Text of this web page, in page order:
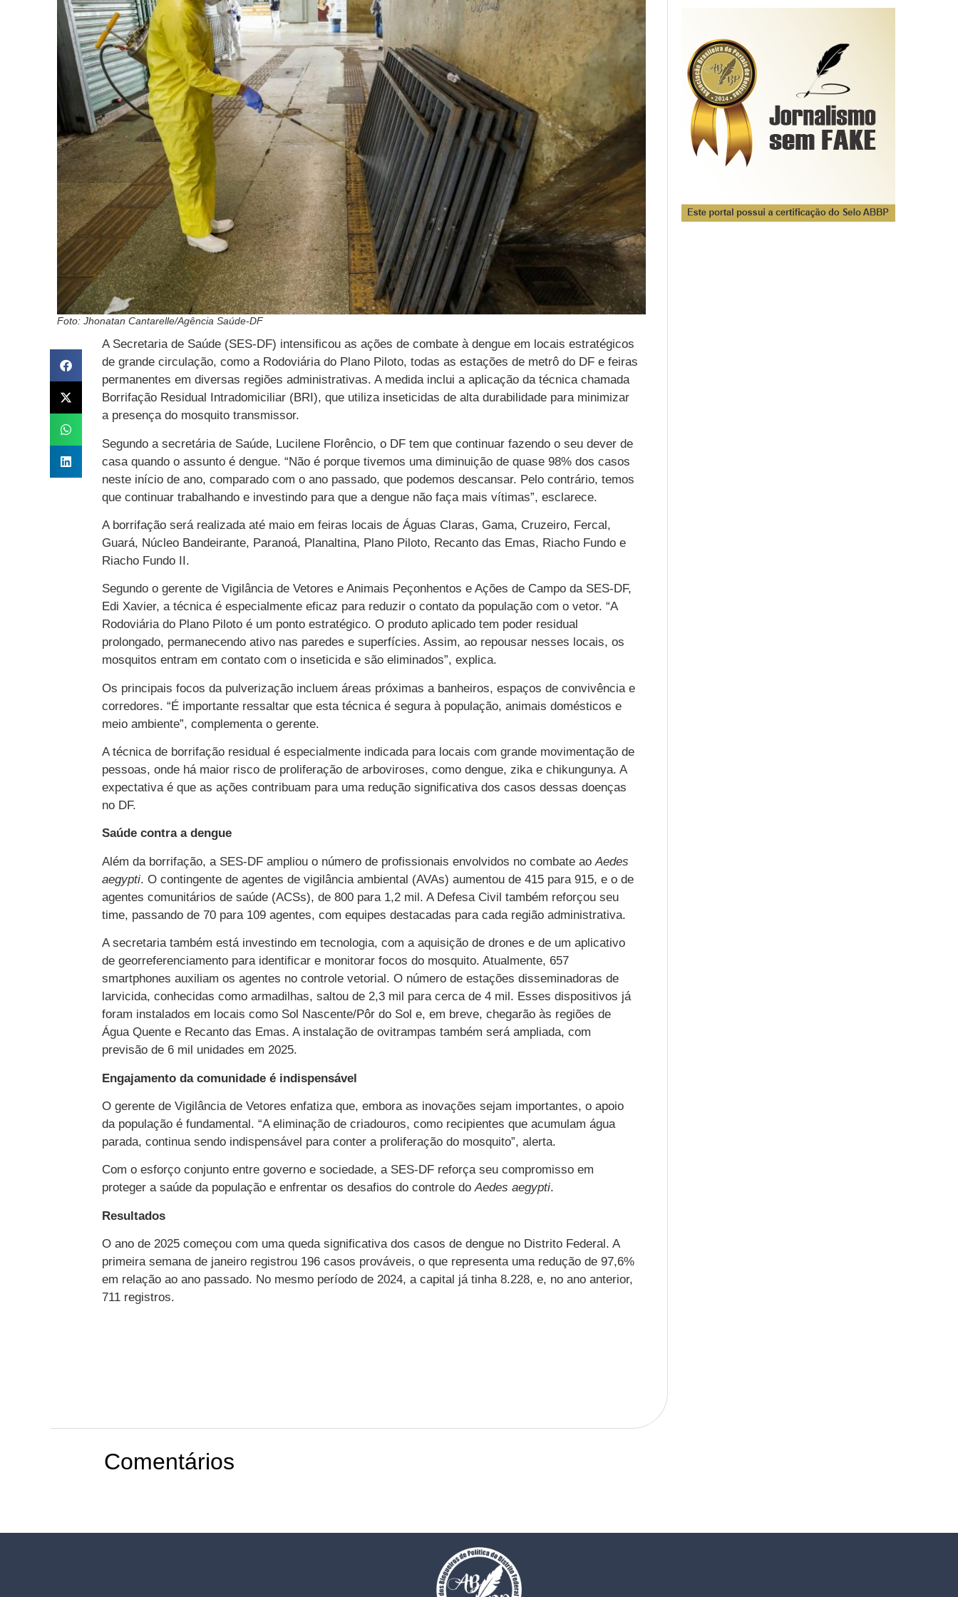
Foto: Jhonatan Cantarelle/Agência Saúde-DF
A Secretaria de Saúde (SES-DF) intensificou as ações de combate à dengue em locais estratégicos
de grande circulação, como a Rodoviária do Plano Piloto, todas as estações de metrô do DF e feiras
permanentes em diversas regiões administrativas. A medida inclui a aplicação da técnica chamada
Borrifação Residual Intradomiciliar (BRI), que utiliza inseticidas de alta durabilidade para minimizar
a presença do mosquito transmissor.
Segundo a secretária de Saúde, Lucilene Florêncio, o DF tem que continuar fazendo o seu dever de
casa quando o assunto é dengue. “Não é porque tivemos uma diminuição de quase 98% dos casos
neste início de ano, comparado com o ano passado, que podemos descansar. Pelo contrário, temos
que continuar trabalhando e investindo para que a dengue não faça mais vítimas”, esclarece.
A borrifação será realizada até maio em feiras locais de Águas Claras, Gama, Cruzeiro, Fercal,
Guará, Núcleo Bandeirante, Paranoá, Planaltina, Plano Piloto, Recanto das Emas, Riacho Fundo e
Riacho Fundo II.
Segundo o gerente de Vigilância de Vetores e Animais Peçonhentos e Ações de Campo da SES-DF,
Edi Xavier, a técnica é especialmente eficaz para reduzir o contato da população com o vetor. “A
Rodoviária do Plano Piloto é um ponto estratégico. O produto aplicado tem poder residual
prolongado, permanecendo ativo nas paredes e superfícies. Assim, ao repousar nesses locais, os
mosquitos entram em contato com o inseticida e são eliminados”, explica.
Os principais focos da pulverização incluem áreas próximas a banheiros, espaços de convivência e
corredores. “É importante ressaltar que esta técnica é segura à população, animais domésticos e
meio ambiente”, complementa o gerente.
A técnica de borrifação residual é especialmente indicada para locais com grande movimentação de
pessoas, onde há maior risco de proliferação de arboviroses, como dengue, zika e chikungunya. A
expectativa é que as ações contribuam para uma redução significativa dos casos dessas doenças
no DF.
Saúde contra a dengue
Além da borrifação, a SES-DF ampliou o número de profissionais envolvidos no combate aoAedes
aegypti. O contingente de agentes de vigilância ambiental (AVAs) aumentou de 415 para 915, e o de
agentes comunitários de saúde (ACSs), de 800 para 1,2 mil. A Defesa Civil também reforçou seu
time, passando de 70 para 109 agentes, com equipes destacadas para cada região administrativa.
A secretaria também está investindo em tecnologia, com a aquisição de drones e de um aplicativo
de georreferenciamento para identificar e monitorar focos do mosquito. Atualmente, 657
smartphones auxiliam os agentes no controle vetorial. O número de estações disseminadoras de
larvicida, conhecidas como armadilhas, saltou de 2,3 mil para cerca de 4 mil. Esses dispositivos já
foram instalados em locais como Sol Nascente/Pôr do Sol e, em breve, chegarão às regiões de
Água Quente e Recanto das Emas. A instalação de ovitrampas também será ampliada, com
previsão de 6 mil unidades em 2025.
Engajamento da comunidade é indispensável
O gerente de Vigilância de Vetores enfatiza que, embora as inovações sejam importantes, o apoio
da população é fundamental. “A eliminação de criadouros, como recipientes que acumulam água
parada, continua sendo indispensável para conter a proliferação do mosquito”, alerta.
Com o esforço conjunto entre governo e sociedade, a SES-DF reforça seu compromisso em
proteger a saúde da população e enfrentar os desafios do controle doAedes aegypti.
Resultados
O ano de 2025 começou com uma queda significativa dos casos de dengue no Distrito Federal. A
primeira semana de janeiro registrou 196 casos prováveis, o que representa uma redução de 97,6%
em relação ao ano passado. No mesmo período de 2024, a capital já tinha 8.228, e, no ano anterior,
711 registros.
Comentários